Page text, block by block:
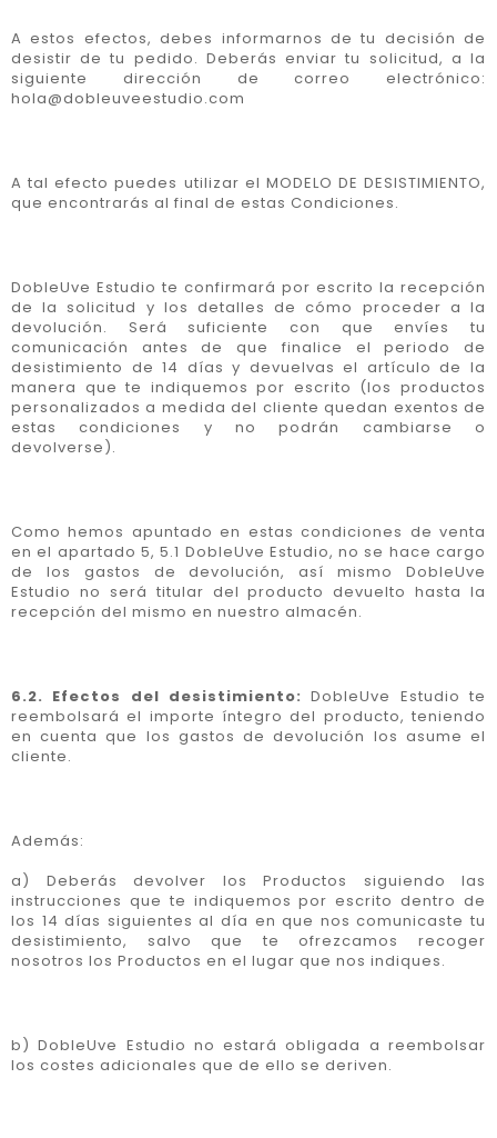
A estos efectos, debes informarnos de tu decisión de
desistir de tu pedido. Deberás enviar tu solicitud, a la
siguiente dirección de correo electrónico:
hola@dobleuveestudio.com
A tal efecto puedes utilizar el MODELO DE DESISTIMIENTO,
que encontrarás al final de estas Condiciones.
DobleUve Estudio te confirmará por escrito la recepción
de la solicitud y los detalles de cómo proceder a la
devolución. Será suficiente con que envíes tu
comunicación antes de que finalice el periodo de
desistimiento de 14 días y devuelvas el artículo de la
manera que te indiquemos por escrito (los productos
personalizados a medida del cliente quedan exentos de
estas condiciones y no podrán cambiarse o
devolverse).
Como hemos apuntado en estas condiciones de venta
en el apartado 5, 5.1 DobleUve Estudio, no se hace cargo
de los gastos de devolución, así mismo DobleUve
Estudio no será titular del producto devuelto hasta la
recepción del mismo en nuestro almacén.
6.2. Efectos del desistimiento:DobleUve Estudio te
reembolsará el importe íntegro del producto, teniendo
en cuenta que los gastos de devolución los asume el
cliente.
Además:
a) Deberás devolver los Productos siguiendo las
instrucciones que te indiquemos por escrito dentro de
los 14 días siguientes al día en que nos comunicaste tu
desistimiento, salvo que te ofrezcamos recoger
nosotros los Productos en el lugar que nos indiques.
b) DobleUve Estudio no estará obligada a reembolsar
los costes adicionales que de ello se deriven.